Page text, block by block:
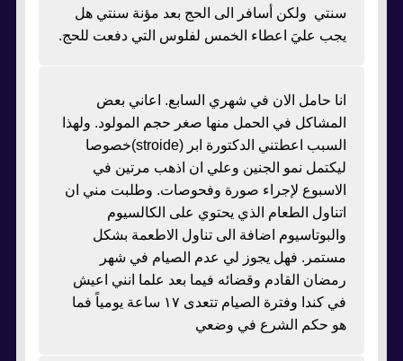
سنتي ولكن أسافر الى الحج بعد مؤنة سنتي هل
يجب عليَ اعطاء الخمس لفلوس التي دفعت للحج.
انا حامل الان في شهري السابع. اعاني بعض
المشاكل في الحمل منها صغر حجم المولود. ولهذا
السبب اعطتني الدكتورة ابر (stroide)خصوصا
ليكتمل نمو الجنين وعلي ان اذهب مرتين في
الاسبوع لإجراء صورة وفحوصات. وطلبت مني ان
اتناول الطعام الذي يحتوي على الكالسيوم
والبوتاسيوم اضافة الى تناول الاطعمة بشكل
مستمر. فهل يجوز لي عدم الصيام في شهر
رمضان القادم وقضائه فيما بعد علما انني اعيش
في كندا وفترة الصيام تتعدى ١٧ ساعة يومياً فما
هو حكم الشرع في وضعي